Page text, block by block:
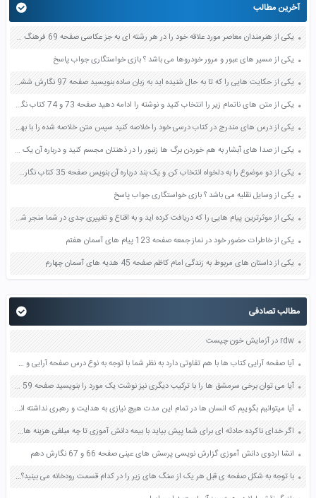
آخرین مطالب
یکی از هنرمندان معاصر مورد علاقه خود را در هر رشته ای به جز عکاسی صفحه 69 فرهنگ و هنر نهم
یکی از مسیر های عبور و مرور خودروها می باشد ؟ بازی خواستگاری جواب پاسخ
یکی از حکایت هایی را که تا به حال شنیده اید به زبان ساده بنویسید صفحه 97 نگارش ششم دبستان
یکی از متن های ناتمام زیر را انتخاب کنید و نوشته را ادامه دهید صفحه 73 و 74 کتاب نگارش فارسی پنجم دبستان
یکی از درس های مندرج در کتاب درسی خود را خلاصه کنید سپس متن خلاصه شده را با بهره گیری از روش های دسته بندی نمودار جدول نقشه مفهومی نشان دهید صفحه 118 نگارش یازدهم
یکی از صدا های آبشار به هم خوردن برگ ها زنبور را در ذهنتان مجسم کنید و درباره آن یک بند بنویسید صفحه 11 نگارش پنجم
یکی از دو موضوع را به دلخواه انتخاب کن و یک بند درباره آن بنویس صفحه 35 کتاب نگارش فارسی سوم
یکی از وسایل نقلیه می باشد ؟ بازی خواستگاری جواب پاسخ
یکی از موثرترین پیام هایی را که دریافت کرده اید و به اقناع و تغییری جدی در شما منجر شده است برسی کنید و علت این تاثیر گذاری قابل توجه را بنویسید صفحه 52 تفکر و سواد رسانه ای دهم
یکی از خاطرات حضور خود در نماز جمعه صفحه 123 پیام های آسمان هفتم
یکی از داستان های مربوط به زندگی امام کاظم صفحه 45 هدیه های آسمان چهارم
مطالب تصادفی
rdw در آزمایش خون چیست
آیا صفحه آرایی کتاب ها با هم تفاوتی دارد به نظر شما با توجه به نوع درس صفحه آرایی و طرح جلد کتاب ها متناسب طراحی شده اند صفحه 49 فرهنگ و هنر نهم
آیا می توان برخی سرمشق ها را با ترکیب دیگری نیز نوشت یک مورد را بنویسید صفحه 59 فرهنگ و هنر هفتم
آیا میتوانیم بگوییم که انسان ها در تمام این مدت هیچ نیازی به هدایت و رهبری نداشته اند تکلیف مردم در این زمان که دوران غیبت نامیده می شود چیست صفحه 56 پیام های آسمان نهم
اگر خدای ناکرده حادثه ای برای شما پیش بیاید با بیمه دانش آموزی تا چه مبلغی هزینه های درمان را پرداخت می کنند صفحه 26 مطالعات اجتماعی هفتم
انشا اردوی دانش آموزی گزارش نویسی پرسش های عینی صفحه 66 و 67 نگارش دهم
با توجه به شکل صفحه ی قبل هر یک از سنگ های زیر را در کدام قسمت رودخانه می بینید؟ صفحه 45 علوم چهارم